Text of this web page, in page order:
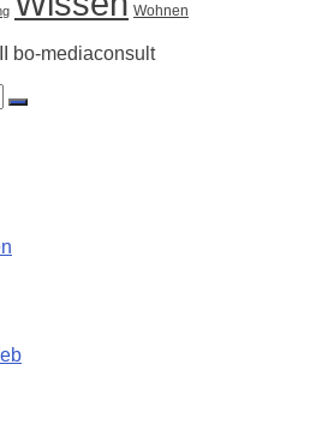
Wohnen
bo-mediaconsult